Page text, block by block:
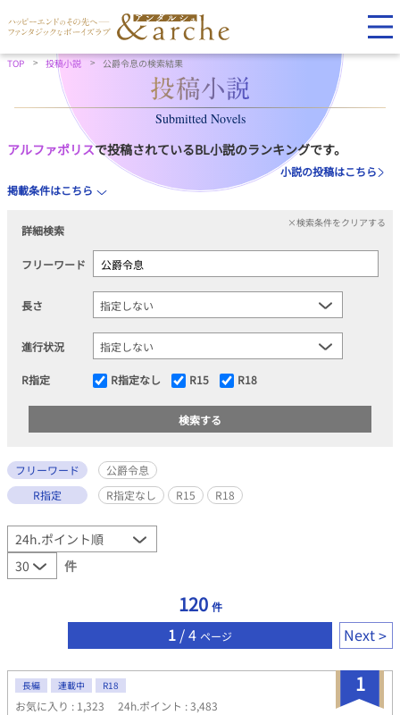
TOP 投稿小説 公爵令息の検索結果
Submitted Novels
アルファポリスで投稿されているBL小説のランキングです。
小説の投稿はこちら
掲載条件はこちら
詳細検索
×検索条件をクリアする
フリーワード
長さ
進行状況
R指定 R指定なし R15 R18
フリーワード
公爵令息
R指定
R指定なし R15 R18
件
120 件
1 / 4 ページ Next
1
長編 連載中 R18
お気に入り : 1,323 24h.ポイント : 3,483